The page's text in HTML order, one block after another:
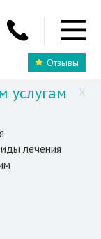
Отзывы
X
услугам
лечения